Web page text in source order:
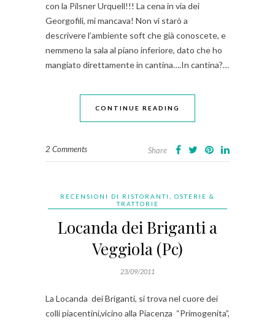
con la Pilsner Urquell!!! La cena in via dei
Georgofili, mi mancava! Non vi starò a
descrivere l’ambiente soft che già conoscete, e
nemmeno la sala al piano inferiore, dato che ho
mangiato direttamente in cantina….In cantina?…
CONTINUE READING
2 Comments Share
RECENSIONI DI RISTORANTI, OSTERIE &
TRATTORIE
Locanda dei Briganti a
Veggiola (Pc)
23/09/2011
La Locanda dei Briganti, si trova nel cuore dei
colli piacentini,vicino alla Piacenza “Primogenita”,